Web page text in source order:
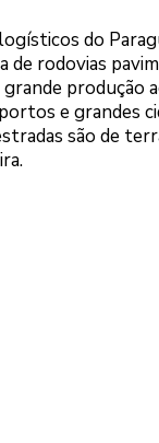
do
de rodovias
produção
e grandes
são de